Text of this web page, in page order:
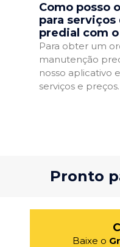
Como posso
para
predial com
Para obter um
manutenção
nosso aplicativo
serviços e
Pronto
Baixe o